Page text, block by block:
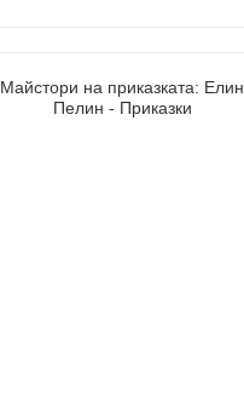
Майстори на приказката: Елин
Пелин - Приказки